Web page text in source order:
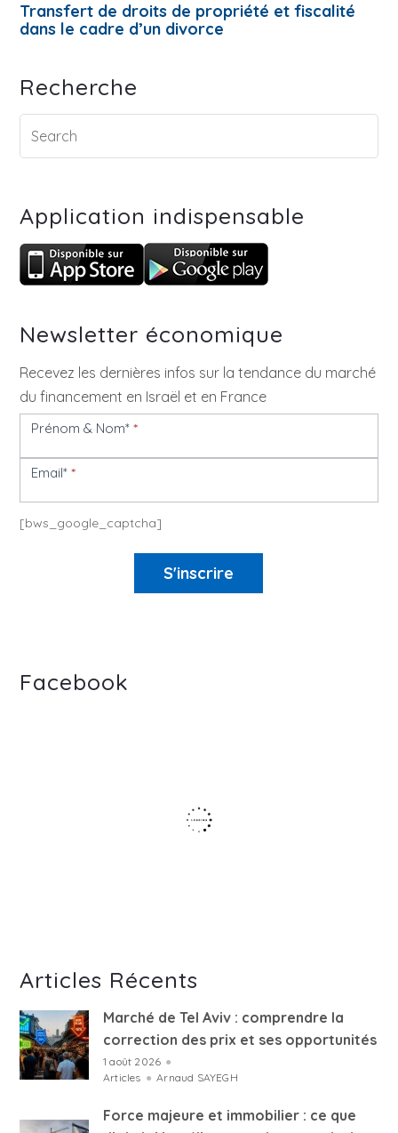
Transfert de droits de propriété et fiscalité
dans le cadre d’un divorce
Recherche
Application indispensable
Newsletter économique
Recevez les dernières infos sur la tendance du marché
du financement en Israël et en France
Newsletter
Prénom & Nom**
Email**
[bws_google_captcha]
S'inscrire
Facebook
Articles Récents
Marché de Tel Aviv : comprendre la
correction des prix et ses opportunités
1 août 2026 ●
Articles ● Arnaud SAYEGH
Force majeure et immobilier : ce que